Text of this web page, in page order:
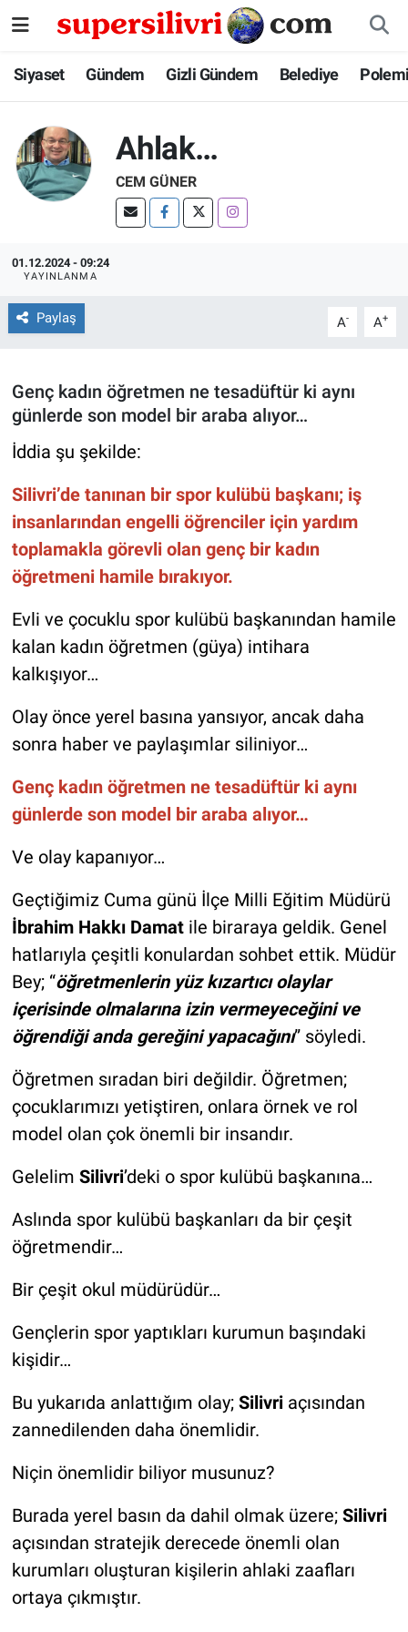
Siyaset Gündem Gizli Gündem Belediye
Ahlak…
CEM GÜNER
01.12.2024 - 09:24
YAYINLANMA
Paylaş A- A+
Genç kadın öğretmen ne tesadüftür ki aynı
günlerde son model bir araba alıyor…
İddia şu şekilde:
Silivri’de tanınan bir spor kulübü başkanı; iş
insanlarından engelli öğrenciler için yardım
toplamakla görevli olan genç bir kadın
öğretmeni hamile bırakıyor.
Evli ve çocuklu spor kulübü başkanından hamile
kalan kadın öğretmen (güya) intihara
kalkışıyor…
Olay önce yerel basına yansıyor, ancak daha
sonra haber ve paylaşımlar siliniyor…
Genç kadın öğretmen ne tesadüftür ki aynı
günlerde son model bir araba alıyor…
Ve olay kapanıyor…
Geçtiğimiz Cuma günü İlçe Milli Eğitim Müdürü
İbrahim Hakkı Damatile biraraya geldik. Genel
hatlarıyla çeşitli konulardan sohbet ettik. Müdür
Bey; “öğretmenlerin yüz kızartıcı olaylar
içerisinde olmalarına izin vermeyeceğini ve
öğrendiği anda gereğini yapacağını” söyledi.
Öğretmen sıradan biri değildir. Öğretmen;
çocuklarımızı yetiştiren, onlara örnek ve rol
model olan çok önemli bir insandır.
Gelelim Silivri’deki o spor kulübü başkanına…
Aslında spor kulübü başkanları da bir çeşit
öğretmendir…
Bir çeşit okul müdürüdür…
Gençlerin spor yaptıkları kurumun başındaki
kişidir…
Bu yukarıda anlattığım olay; Silivriaçısından
zannedilenden daha önemlidir.
Niçin önemlidir biliyor musunuz?
Burada yerel basın da dahil olmak üzere; Silivri
açısından stratejik derecede önemli olan
kurumları oluşturan kişilerin ahlaki zaafları
ortaya çıkmıştır.
Siyaset
Gizli Gündem
Polemik
İstanbul Nöbetçi Eczaneler
İstanbul Namaz Vakitleri
İstanbul Trafik Yoğunluk Haritası
Süper Lig Puan Durumu ve Fikstür
Tüm Manşetler
Haber Arşivi